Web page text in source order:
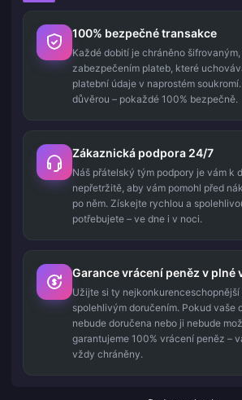
100% bezpečné transakce
Každé dobití je chráněno
zabezpečením plateb, které
platební údaje v naprostém
důvěrou – pokaždé 100% bezpečně.
Zákaznická podpora 24/7
Náš přátelský tým podpory je vám k
nepřetržitě, aby vám pomohl před
po něm. Získejte rychlou a
potřebujete – ve dne i v noci.
Garance vrácení peněz v plné
Užijte si ty
spolehlivým doručením. Pokud vaše
nebude doručena nebo ji nebude
garantujeme 100% vrácení peněz –
vždy chráněny.